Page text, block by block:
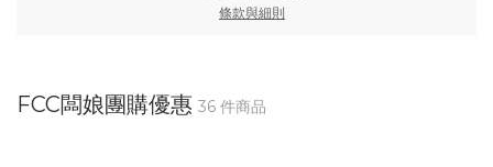
條款與細則
FCC闆娘團購優惠 36 件商品